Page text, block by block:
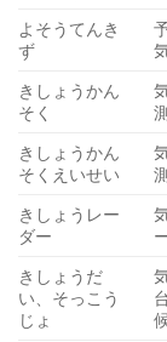
よそうてんき
ず
きしょうかん
そく
測
きしょうかん
そくえいせい
きしょうレー
ダー
きしょうだ
い、そっこう
じょ